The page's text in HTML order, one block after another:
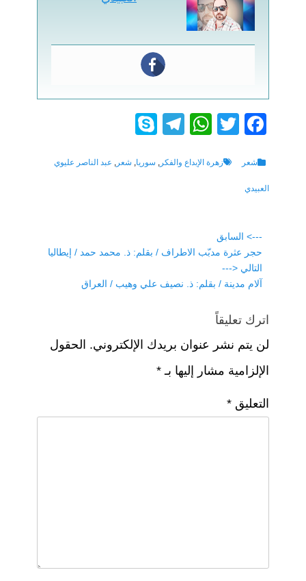
F
c
o
o
k
T
tt
W
at
p
T
e
p
Categories
شعر Tagsزهرة الإبداع والفكر , سوريا, شعر , عبد الناصر عليوي
العبيدي
تصفّح
المقالات
---> السابق
Previous
post:
حجر عثرة مدبّب الاطراف / بقلم: ذ. محمد حمد / إيطاليا
التالي <---
Next
آلام مدينة / بقلم: ذ. نصيف علي وهيب / العراق
اترك تعليقاً
لن يتم نشر عنوان بريدك الإلكتروني. الحقول
الإلزامية مشار إليها بـ *
التعليق *